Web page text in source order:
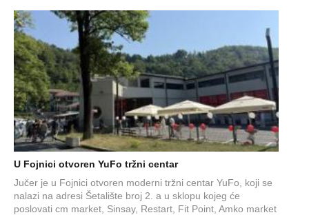
U Fojnici otvoren YuFo tržni centar
Jučer je u Fojnici otvoren moderni tržni centar YuFo, koji se
nalazi na adresi Šetalište broj 2. a u sklopu kojeg će
poslovati cm market, Sinsay, Restart, Fit Point, Amko market